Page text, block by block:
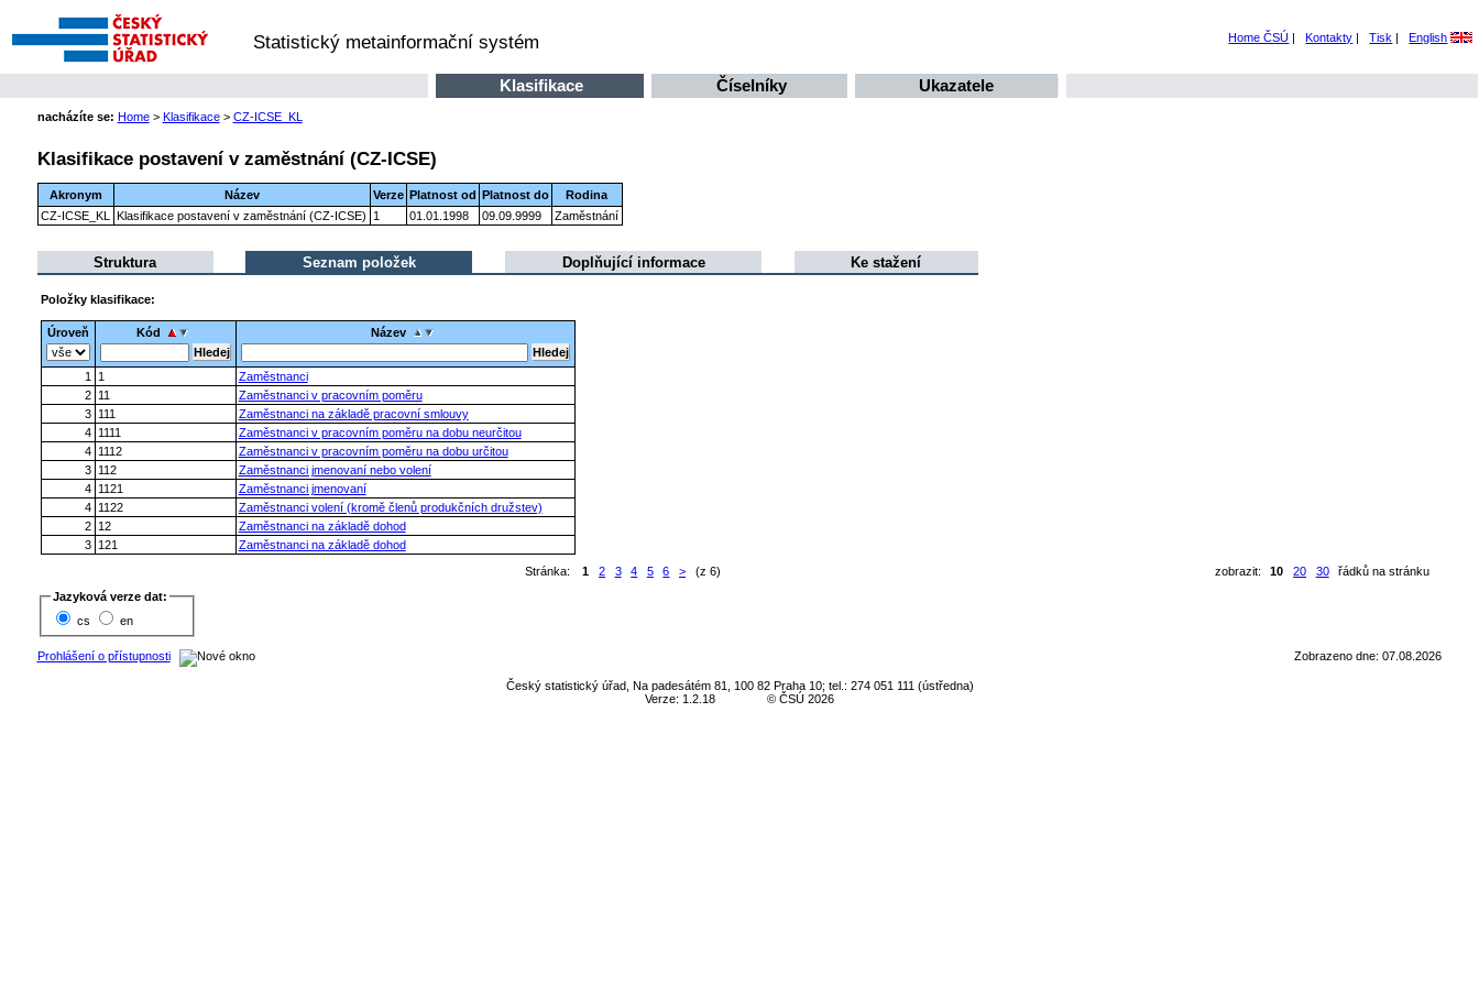
Statistický metainformační systém Home ČSÚ | Kontakty | Tisk | English
Klasifikace Číselníky Ukazatele
nacházíte se: Home> Klasifikace> CZ-ICSE_KL
Klasifikace postavení v zaměstnání (CZ-ICSE)
Akronym Název Verze Platnost od Platnost do
Rodina
CZ-ICSE_KL
Klasifikace postavení v zaměstnání (CZ-ICSE) 1 01.01.1998 09.09.9999 Zaměstnání
Struktura Seznam položek Doplňující informace Ke stažení
Položky klasifikace:
Úroveň Kód Název
1 1
Zaměstnanci
2 11
Zaměstnanci v pracovním poměru
3 111
Zaměstnanci na základě pracovní smlouvy
4 1111
Zaměstnanci v pracovním poměru na dobu neurčitou
4 1112
Zaměstnanci v pracovním poměru na dobu určitou
3 112
Zaměstnanci jmenovaní nebo volení
4 1121
Zaměstnanci jmenovaní
4 1122
Zaměstnanci volení (kromě členů produkčních družstev)
2 12
Zaměstnanci na základě dohod
3 121
Zaměstnanci na základě dohod
zobrazit:
10 20 30 řádků na stránku
Stránka: 1 2 3 4 5 6 > (z 6)
Jazyková verze dat:
cs
en
Prohlášení o přístupnosti Zobrazeno dne: 07.08.2026
Český statistický úřad, Na padesátém 81, 100 82 Praha 10; tel.: 274 051 111 (ústředna)
Verze: 1.2.18
© ČSÚ 2026